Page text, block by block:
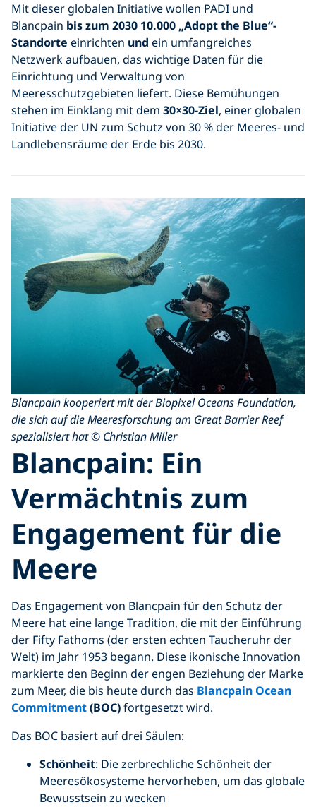
Mit dieser globalen Initiative wollen PADI und
Blancpain bis zum 2030 10.000 „Adopt the Blue“-
Standorte einrichten und ein umfangreiches
Netzwerk aufbauen, das wichtige Daten für die
Einrichtung und Verwaltung von
Meeresschutzgebieten liefert. Diese Bemühungen
stehen im Einklang mit dem 30×30-Ziel, einer globalen
Initiative der UN zum Schutz von 30 % der Meeres- und
Landlebensräume der Erde bis 2030.
Blancpain kooperiert mit der Biopixel Oceans Foundation,
die sich auf die Meeresforschung am Great Barrier Reef
spezialisiert hat © Christian Miller
Blancpain: Ein
Vermächtnis zum
Engagement für die
Meere
Das Engagement von Blancpain für den Schutz der
Meere hat eine lange Tradition, die mit der Einführung
der Fifty Fathoms (der ersten echten Taucheruhr der
Welt) im Jahr 1953 begann. Diese ikonische Innovation
markierte den Beginn der engen Beziehung der Marke
zum Meer, die bis heute durch das Blancpain Ocean
Commitment(BOC)fortgesetzt wird.
Das BOC basiert auf drei Säulen:
Schönheit: Die zerbrechliche Schönheit der
Meeresökosysteme hervorheben, um das globale
Bewusstsein zu wecken